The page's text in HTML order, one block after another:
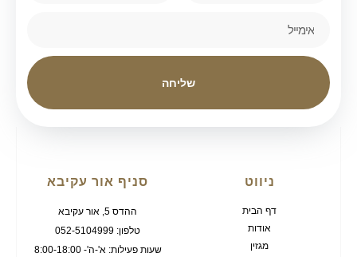
שליחה
ניווט
דף הבית
אודות
מגזין
סניף אור עקיבא
ההדס 5, אור עקיבא
טלפון: 052-5104999
שעות פעילות: א'-ה'- 8:00-18:00